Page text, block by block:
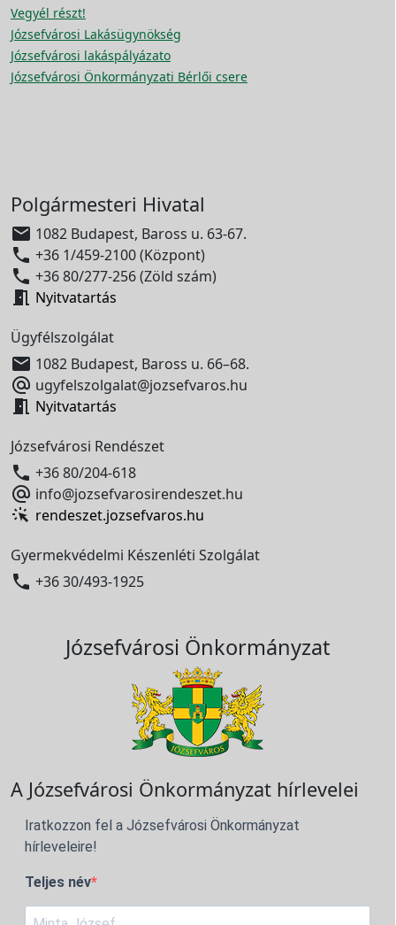
Vegyél részt!
Józsefvárosi Lakásügynökség
Józsefvárosi lakáspályázato
Józsefvárosi Önkormányzati Bérlői csere
Polgármesteri Hivatal
 1082 Budapest, Baross u. 63-67.
 +36 1/459-2100 (Központ)
 +36 80/277-256 (Zöld szám)
 Nyitvatartás
Ügyfélszolgálat
 1082 Budapest, Baross u. 66–68.
 ugyfelszolgalat@jozsefvaros.hu
 Nyitvatartás
Józsefvárosi Rendészet
 +36 80/204-618
 info@jozsefvarosirendeszet.hu
rendeszet.jozsefvaros.hu
Gyermekvédelmi Készenléti Szolgálat
 +36 30/493-1925
Józsefvárosi Önkormányzat
A Józsefvárosi Önkormányzat hírlevelei
Iratkozzon fel a Józsefvárosi Önkormányzat
hírleveleire!
Teljes név